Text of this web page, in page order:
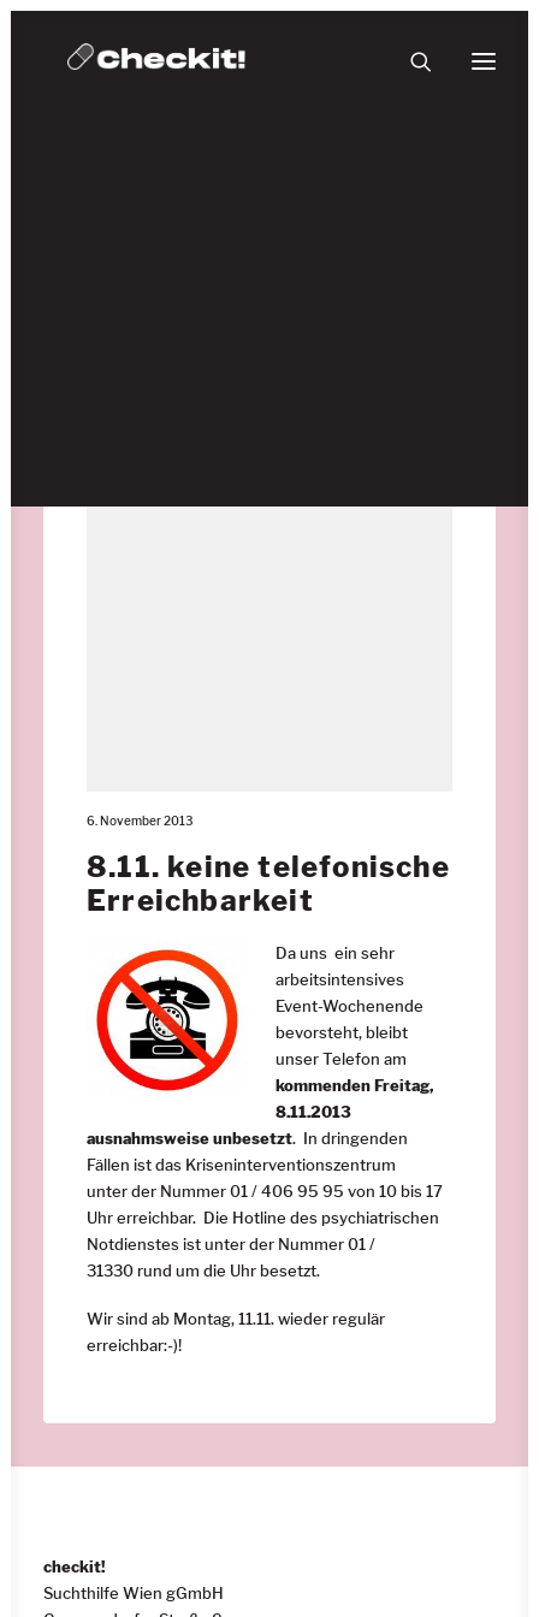
6. November 2013
8.11. keine telefonische
Erreichbarkeit
Da uns ein sehr
arbeitsintensives
Event-Wochenende
bevorsteht, bleibt
unser Telefon am
kommenden Freitag,
8.11.2013
ausnahmsweise unbesetzt. In dringenden
Fällen ist das Kriseninterventionszentrum
unter der Nummer 01 / 406 95 95 von 10 bis 17
Uhr erreichbar. Die Hotline des psychiatrischen
Notdienstes ist unter der Nummer 01 /
31330 rund um die Uhr besetzt.
Wir sind ab Montag, 11.11. wieder regulär
erreichbar:-)!
checkit!
Suchthilfe Wien gGmbH